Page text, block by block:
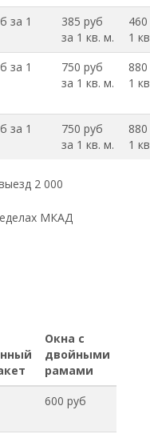
за 1
385 руб
за 1 кв. м.
1
за 1
750 руб
за 1 кв. м.
1
за 1
750 руб
за 1 кв. м.
1
2 000
МКАД
Окна с
двойными
рамами
600 руб